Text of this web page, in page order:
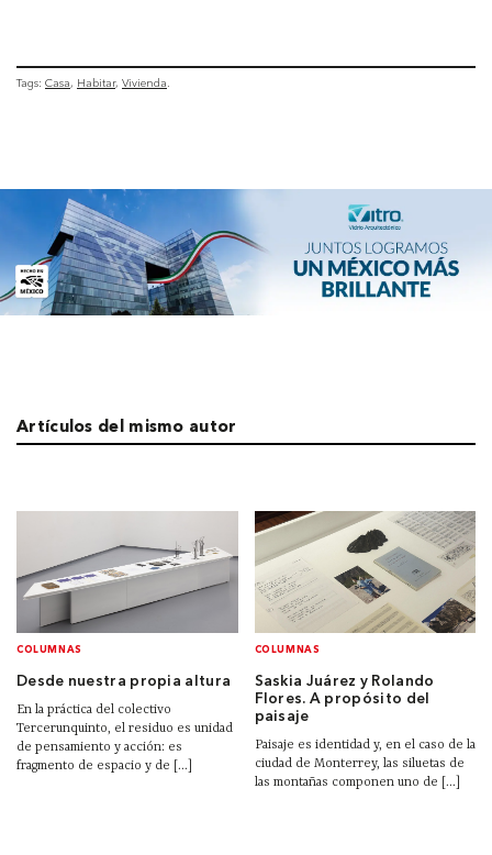
Tags: Casa Habitar Vivienda
Artículos del mismo autor
COLUMNAS
Desde nuestra propia altura
En la práctica del colectivo
Tercerunquinto, el residuo es unidad
de pensamiento y acción: es
fragmento de espacio y de [...]
COLUMNAS
Saskia Juárez y Rolando
Flores. A propósito del
paisaje
Paisaje es identidad y, en el caso de la
ciudad de Monterrey, las siluetas de
las montañas componen uno de [...]